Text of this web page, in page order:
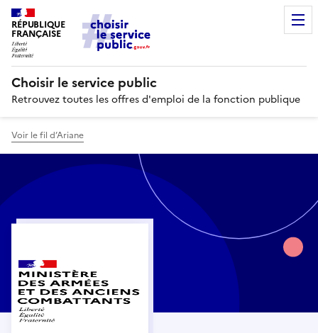
RÉPUBLIQUE
FRANÇAISE
Choisir le service public
Retrouvez toutes les offres d'emploi de la fonction publique
Voir le fil d’Ariane